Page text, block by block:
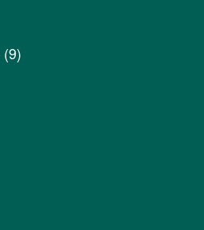
(9)